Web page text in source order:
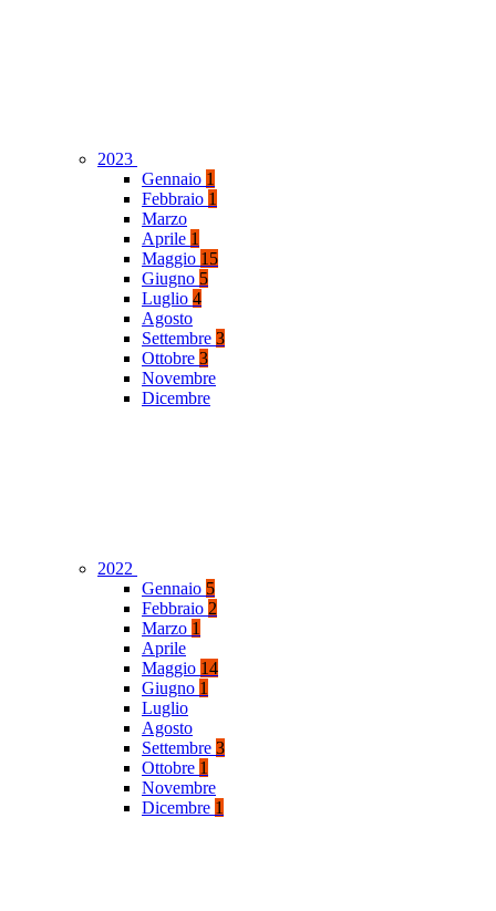
2023
Gennaio 1
Febbraio 1
Marzo
Aprile 1
Maggio 15
Giugno 5
Luglio 4
Agosto
Settembre 3
Ottobre 3
Novembre
Dicembre
2022
Gennaio 5
Febbraio 2
Marzo 1
Aprile
Maggio 14
Giugno 1
Luglio
Agosto
Settembre 3
Ottobre 1
Novembre
Dicembre 1